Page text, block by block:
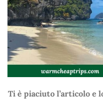
Ti è piaciuto l’articolo e